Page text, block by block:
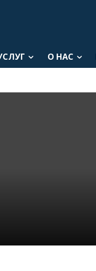
О НАС